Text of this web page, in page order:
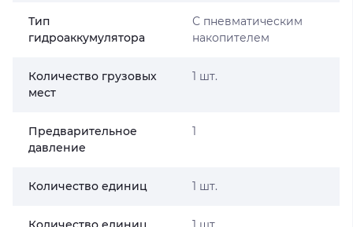
Тип
гидроаккумулятора
С пневматическим
накопителем
Количество грузовых
мест
1 шт.
Предварительное
давление
1
Количество единиц 1 шт.